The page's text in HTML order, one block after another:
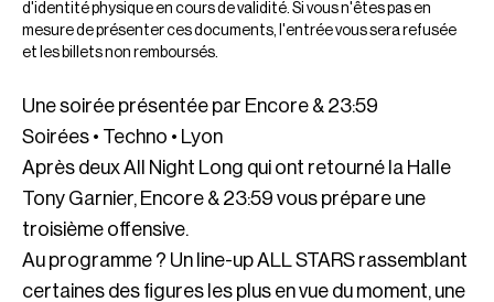
d'identité physique en cours de validité. Si vous n'êtes pas en
mesure de présenter ces documents, l'entrée vous sera refusée
et les billets non remboursés.
Une soirée présentée par Encore & 23:59
Soirées • Techno • Lyon
Après deux All Night Long qui ont retourné la Halle
Tony Garnier, Encore & 23:59 vous prépare une
troisième offensive.
Au programme ? Un line-up ALL STARS rassemblant
certaines des figures les plus en vue du moment, une